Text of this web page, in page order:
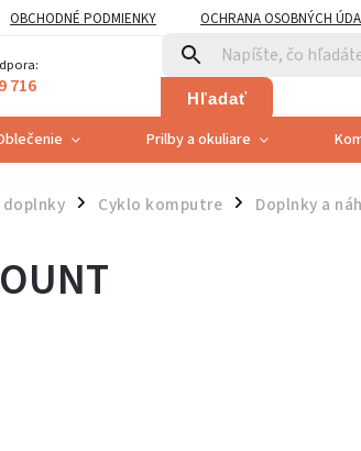
OBCHODNÉ PODMIENKY OCHRANA OSOBNÝCH
POUČENIE O UPLATNENÍ PRÁVA SPOTREBITEĽA NA
716 Hľadať
Prilby a okuliare
/ Cyklo komputre / Doplnky a